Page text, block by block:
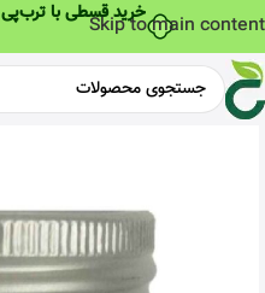
خرید قسطی با ترب‌پی
Skip to main content